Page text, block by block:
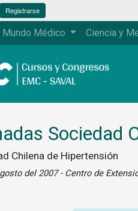
Registrarse
Mundo Médico Ciencia y
Sociedad
Chilena de Hipertensión
del 2007 - Centro de